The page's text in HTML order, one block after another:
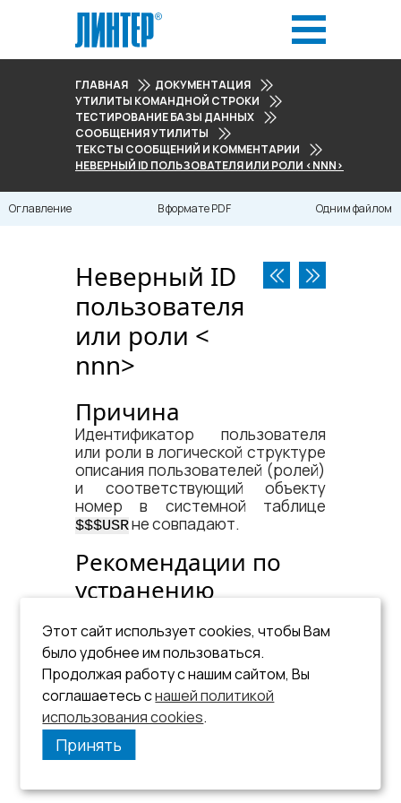
ГЛАВНАЯ
ДОКУМЕНТАЦИЯ
УТИЛИТЫ КОМАНДНОЙ СТРОКИ
ТЕСТИРОВАНИЕ БАЗЫ ДАННЫХ
СООБЩЕНИЯ УТИЛИТЫ
ТЕКСТЫ СООБЩЕНИЙ И КОММЕНТАРИИ
НЕВЕРНЫЙ ID ПОЛЬЗОВАТЕЛЯ ИЛИ РОЛИ <NNN>
Оглавление В формате PDF Одним файлом
Неверный ID
пользователя
или роли <​
nnn​>
Причина
Идентификатор пользователя
или роли в логической структуре
описания пользователей (ролей)
и соответствующий объекту
номер в системной таблице
$$$USRне совпадают.
Рекомендации по
устранению
Этот сайт использует cookies, чтобы Вам
было удобнее им пользоваться.
Продолжая работу с нашим сайтом, Вы
соглашаетесь снашей политикой
использования cookies.
Принять